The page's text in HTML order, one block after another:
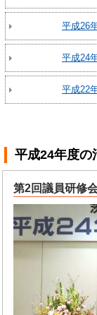
平成26
平成24
平成22
平成24年度の
第2回議員研修